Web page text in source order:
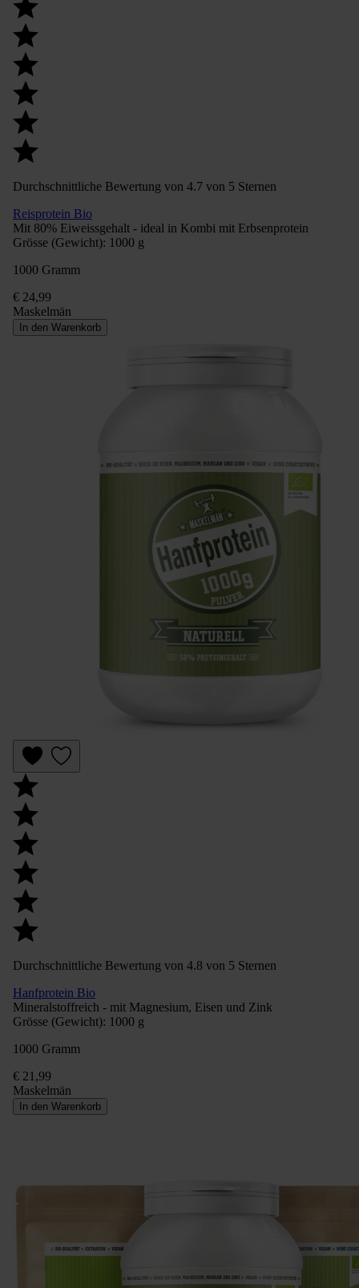
Durchschnittliche Bewertung von 4.7 von 5 Sternen
Reisprotein Bio
Mit 80% Eiweissgehalt - ideal in Kombi mit Erbsenprotein
Grösse (Gewicht): 1000 g
1000 Gramm
€ 24,99
Maskelmän
In den Warenkorb
Durchschnittliche Bewertung von 4.8 von 5 Sternen
Hanfprotein Bio
Mineralstoffreich - mit Magnesium, Eisen und Zink
Grösse (Gewicht): 1000 g
1000 Gramm
€ 21,99
Maskelmän
In den Warenkorb